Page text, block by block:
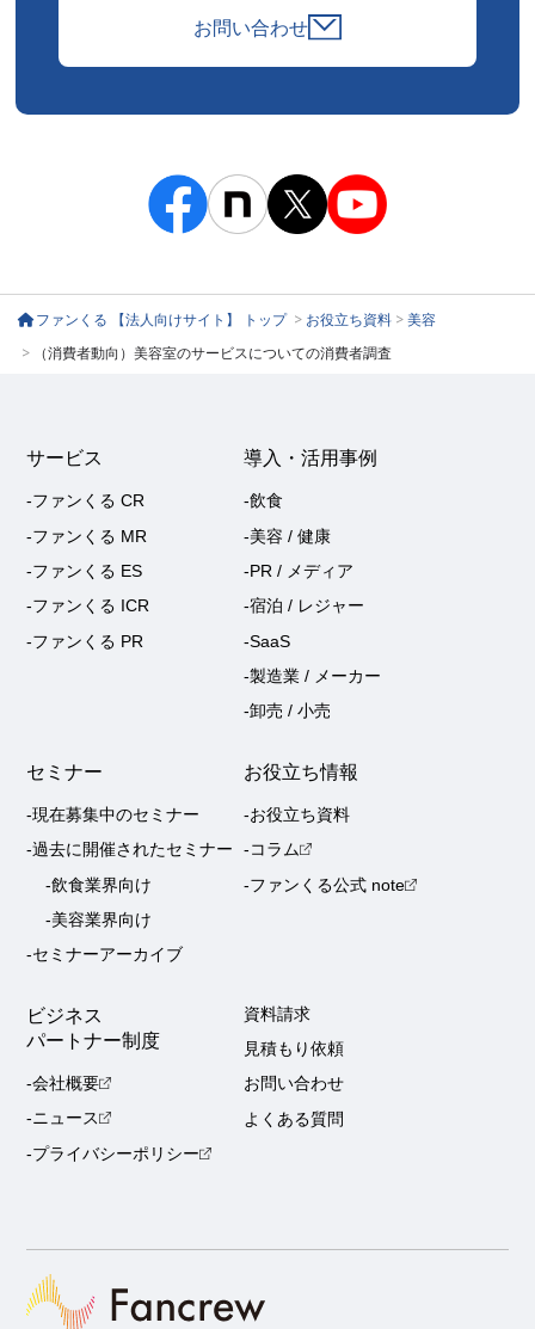
お問い合わせ
ファンくる 【法人向けサイト】 トップ > お役立ち資料 >美容
> （消費者動向）美容室のサービスについての消費者調査
サービス
-ファンくる CR
-ファンくる MR
-ファンくる ES
-ファンくる ICR
-ファンくる PR
導入・活用事例
-飲食
-美容 / 健康
-PR / メディア
-宿泊 / レジャー
-SaaS
-製造業 / メーカー
-卸売 / 小売
セミナー
-現在募集中のセミナー
-過去に開催されたセミナー
-飲食業界向け
-美容業界向け
-セミナーアーカイブ
お役立ち情報
-お役立ち資料
-コラム
-ファンくる公式 note
ビジネス
パートナー制度
-会社概要
-ニュース
-プライバシーポリシー
資料請求
見積もり依頼
お問い合わせ
よくある質問